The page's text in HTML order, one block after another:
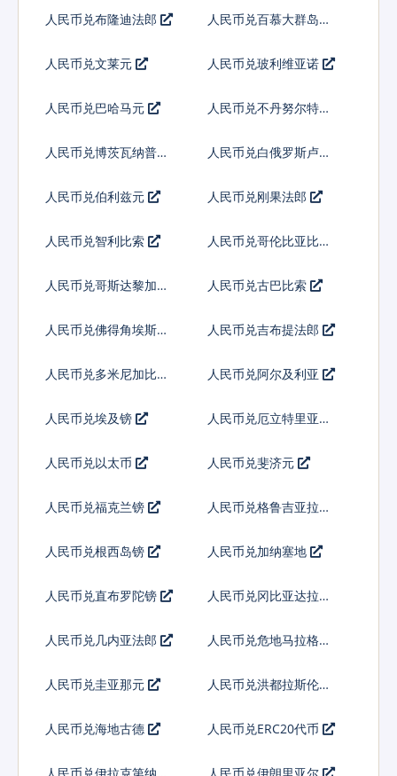
人民币兑布隆迪法郎 人民币兑百慕大群岛元
人民币兑文莱元 人民币兑玻利维亚诺
人民币兑巴哈马元
人民币兑不丹努尔特鲁
人民币兑博茨瓦纳普拉 人民币兑白俄罗斯卢布
人民币兑伯利兹元 人民币兑刚果法郎
人民币兑智利比索 人民币兑哥伦比亚比索
人民币兑哥斯达黎加科
人民币兑古巴比索
人民币兑佛得角埃斯库
人民币兑吉布提法郎
人民币兑多米尼加比索 人民币兑阿尔及利亚
人民币兑埃及镑
人民币兑厄立特里亚纳
人民币兑以太币 人民币兑斐济元
人民币兑福克兰镑 人民币兑格鲁吉亚拉里
人民币兑根西岛镑 人民币兑加纳塞地
人民币兑直布罗陀镑 人民币兑冈比亚达拉西
人民币兑几内亚法郎
人民币兑危地马拉格查
人民币兑圭亚那元
人民币兑洪都拉斯伦皮
人民币兑海地古德 人民币兑ERC20代币